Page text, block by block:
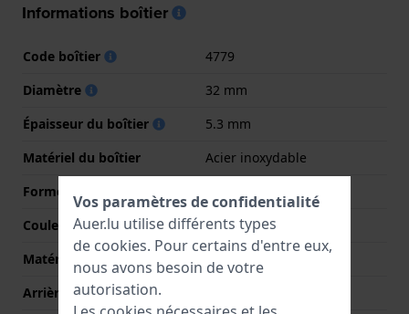
Informations boîtier
Code boîtier
4779
Diamètre
32 mm
Épaisseur du boîtier
5.3 mm
Matériel du boîtier
Acier inoxydable
Forme du boîtier
Couleur du boîtier
Or rose
Matériau du boîtier arrière
Acier inoxydable
Arrière de Boitier
Vos paramètres de confidentialité
Auer.lu utilise différents types
de cookies. Pour certains d'entre eux,
nous avons besoin de votre
autorisation.